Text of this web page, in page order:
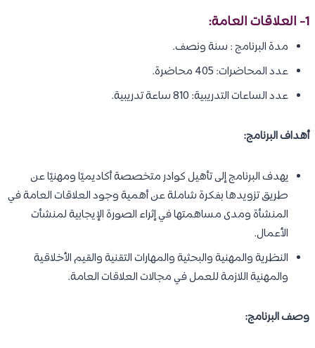
1- العلاقات العامة:
مدة البرنامج : سنة ونصف.
عدد المحاضرات: 405 محاضرة.
عدد الساعات التدريبية: 810 ساعة تدريبية.
أهداف البرنامج:
يهدف البرنامج إلى تأهيل كوادر متخصصة أكاديميًا ومهنيًا عن
طريق تزويدها بفكرة شاملة عن أهمية وجود العلاقات العامة في
المنشأة ومدى مساهمتها في إثراء الصورة الإيجابية لمنشأت
الأعمال.
النظرية والمهنية والبحثية والمهارات التقنية والقيم الأخلاقية
والمهنية اللازمة للعمل في مجالات العلاقات العامة.
وصف البرنامج: